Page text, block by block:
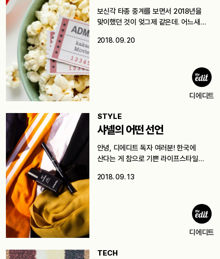
보신각 타종 중계를 보면서 2018년을
맞이했던 것이 엊그제 같은데. 어느새…
2018. 09. 20
디에디트
STYLE
샤넬의 어떤 선언
안녕, 디에디트 독자 여러분! 한국에
산다는 게 참으로 기쁜 라이프스타일…
2018. 09. 13
디에디트
TECH